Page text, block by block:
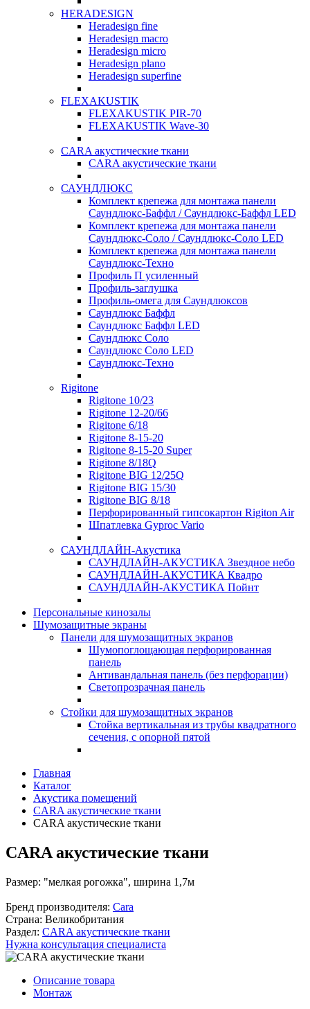
HERADESIGN
Heradesign fine
Heradesign macro
Heradesign micro
Heradesign plano
Heradesign superfine
FLEXAKUSTIK
FLEXAKUSTIK PIR-70
FLEXAKUSTIK Wave-30
CARA акустические ткани
CARA акустические ткани
САУНДЛЮКС
Комплект крепежа для монтажа панели
Саундлюкс-Баффл / Саундлюкс-Баффл LED
Комплект крепежа для монтажа панели
Саундлюкс-Соло / Саундлюкс-Соло LED
Комплект крепежа для монтажа панели
Саундлюкс-Техно
Профиль П усиленный
Профиль-заглушка
Профиль-омега для Саундлюксов
Саундлюкс Баффл
Саундлюкс Баффл LED
Саундлюкс Соло
Саундлюкс Соло LED
Саундлюкс-Техно
Rigitone
Rigitone 10/23
Rigitone 12-20/66
Rigitone 6/18
Rigitone 8-15-20
Rigitone 8-15-20 Super
Rigitone 8/18Q
Rigitone BIG 12/25Q
Rigitone BIG 15/30
Rigitone BIG 8/18
Перфорированный гипсокартон Rigiton Air
Шпатлевка Gyproc Vario
САУНДЛАЙН-Акустика
САУНДЛАЙН-АКУСТИКА Звездное небо
САУНДЛАЙН-АКУСТИКА Квадро
САУНДЛАЙН-АКУСТИКА Пойнт
Персональные кинозалы
Шумозащитные экраны
Панели для шумозащитных экранов
Шумопоглощающая перфорированная
панель
Антивандальная панель (без перфорации)
Светопрозрачная панель
Стойки для шумозащитных экранов
Стойка вертикальная из трубы квадратного
сечения, с опорной пятой
Главная
Каталог
Акустика помещений
CARA акустические ткани
CARA акустические ткани
CARA акустические ткани
Размер: "мелкая рогожка", ширина 1,7м
Бренд производителя: Cara
Страна: Великобритания
Раздел: CARA акустические ткани
Нужна консультация специалиста
Описание товара
Монтаж